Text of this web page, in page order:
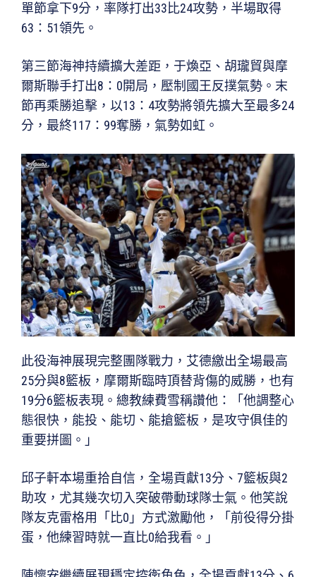
單節拿下9分，率隊打出33比24攻勢，半場取得
63：51領先。
第三節海神持續擴大差距，于煥亞、胡瓏貿與摩
爾斯聯手打出8：0開局，壓制國王反撲氣勢。末
節再乘勝追擊，以13：4攻勢將領先擴大至最多24
分，最終117：99奪勝，氣勢如虹。
此役海神展現完整團隊戰力，艾德繳出全場最高
25分與8籃板，摩爾斯臨時頂替背傷的威勝，也有
19分6籃板表現。總教練費雪稱讚他：「他調整心
態很快，能投、能切、能搶籃板，是攻守俱佳的
重要拼圖。」
邱子軒本場重拾自信，全場貢獻13分、7籃板與2
助攻，尤其幾次切入突破帶動球隊士氣。他笑說
隊友克雷格用「比0」方式激勵他，「前役得分掛
蛋，他練習時就一直比0給我看。」